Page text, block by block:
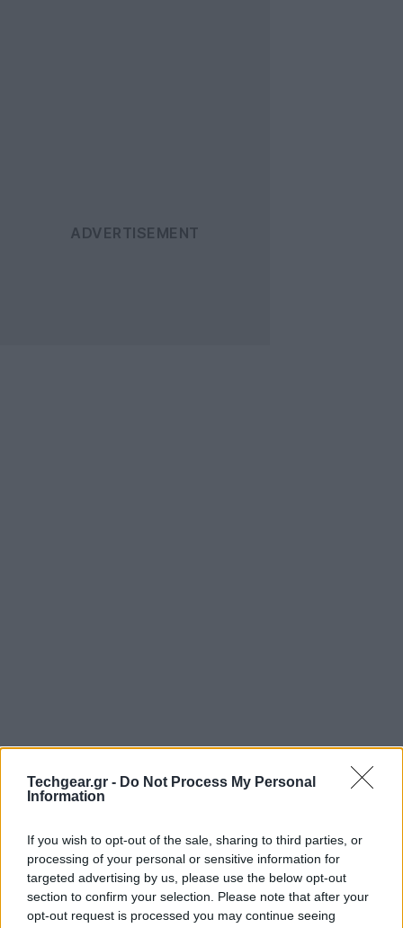
Techgear.gr - Do Not Process My Personal
Information
If you wish to opt-out of the sale, sharing to third parties, or
processing of your personal or sensitive information for
targeted advertising by us, please use the below opt-out
section to confirm your selection. Please note that after your
opt-out request is processed you may continue seeing
Στα μέσα Ιανουαρίου, ηSonyείχε δημοσιεύει ένα
μυστηριώδες video
απλό άγγιγμα της οθόνης, με αποτέλεσμα να
υποθέσουμε ότι πρόκειται για κάποιο νέο σύστημα
διαχείρισης.